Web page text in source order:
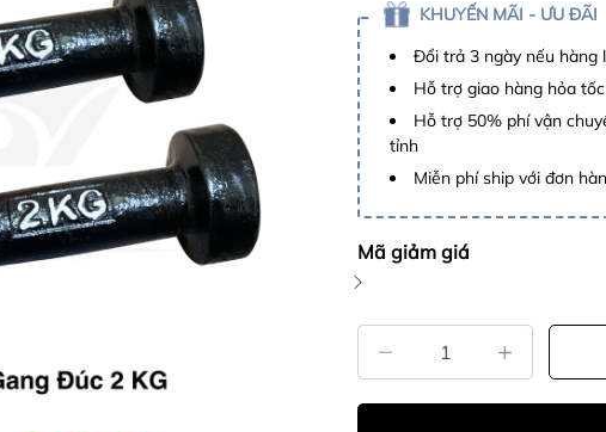
KHUYẾN MÃI - ƯU ĐÃI
Đổi trả 3 ngày nếu hàng
Hỗ trợ giao hàng hỏa
Hỗ trợ 50% phí vận
tỉnh
Miễn phí ship với đơn
Mã giảm giá